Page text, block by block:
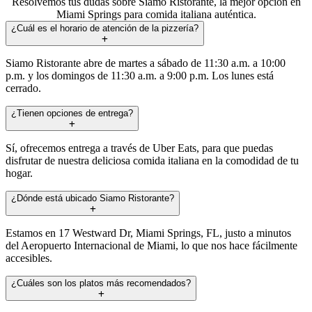
Miami Springs para comida italiana auténtica.
¿Cuál es el horario de atención de la pizzería?
Siamo Ristorante abre de martes a sábado de 11:30 a.m. a 10:00
p.m. y los domingos de 11:30 a.m. a 9:00 p.m. Los lunes está
cerrado.
¿Tienen opciones de entrega?
Sí, ofrecemos entrega a través de Uber Eats, para que puedas
disfrutar de nuestra deliciosa comida italiana en la comodidad de tu
hogar.
¿Dónde está ubicado Siamo Ristorante?
Estamos en 17 Westward Dr, Miami Springs, FL, justo a minutos
del Aeropuerto Internacional de Miami, lo que nos hace fácilmente
accesibles.
¿Cuáles son los platos más recomendados?